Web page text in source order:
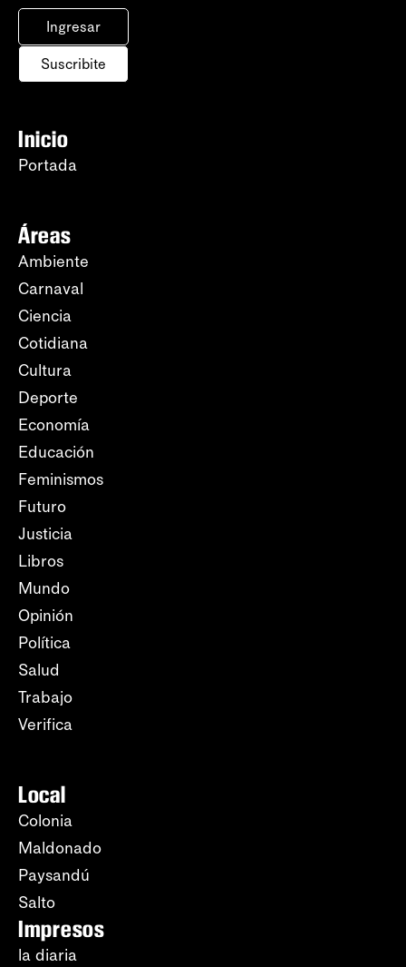
Ingresar
Suscribite
Inicio
Portada
Áreas
Ambiente
Carnaval
Ciencia
Cotidiana
Cultura
Deporte
Economía
Educación
Feminismos
Futuro
Justicia
Libros
Mundo
Opinión
Política
Salud
Trabajo
Verifica
Local
Colonia
Maldonado
Paysandú
Salto
Impresos
la diaria